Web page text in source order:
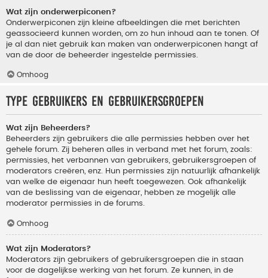
Wat zijn onderwerpiconen?
Onderwerpiconen zijn kleine afbeeldingen die met berichten
geassocieerd kunnen worden, om zo hun inhoud aan te tonen. Of
je al dan niet gebruik kan maken van onderwerpiconen hangt af
van de door de beheerder ingestelde permissies.
Omhoog
Type gebruikers en gebruikersgroepen
Wat zijn Beheerders?
Beheerders zijn gebruikers die alle permissies hebben over het
gehele forum. Zij beheren alles in verband met het forum, zoals:
permissies, het verbannen van gebruikers, gebruikersgroepen of
moderators creëren, enz. Hun permissies zijn natuurlijk afhankelijk
van welke de eigenaar hun heeft toegewezen. Ook afhankelijk
van de beslissing van de eigenaar, hebben ze mogelijk alle
moderator permissies in de forums.
Omhoog
Wat zijn Moderators?
Moderators zijn gebruikers of gebruikersgroepen die in staan
voor de dagelijkse werking van het forum. Ze kunnen, in de